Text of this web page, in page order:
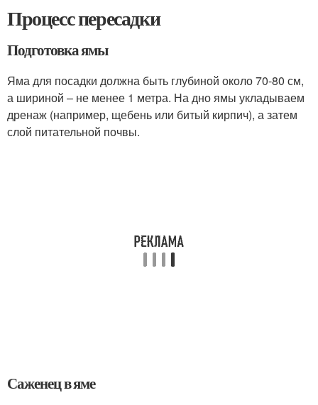
Процесс пересадки
Подготовка ямы
Яма для посадки должна быть глубиной около 70-80 см,
а шириной – не менее 1 метра. На дно ямы укладываем
дренаж (например, щебень или битый кирпич), а затем
слой питательной почвы.
Саженец в яме